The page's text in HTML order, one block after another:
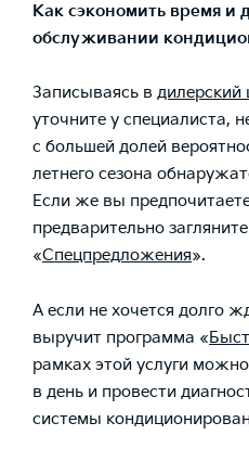
Как сэкономить время и
обслуживании
Записываясь в дилерский
уточните у специалиста,
с большей долей
летнего сезона
Если же вы
предварительно
«Спецпредложения».
А если не хочется долго
выручит программа «
рамках этой услуги
в день и провести
системы